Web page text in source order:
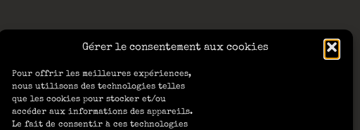
Gérer le consentement aux cookies
Pour offrir les meilleures expériences,
nous utilisons des technologies telles
que les cookies pour stocker et/ou
accéder aux informations des appareils.
Le fait de consentir à ces technologies